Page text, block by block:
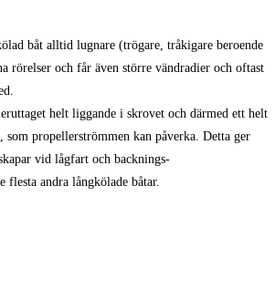
båt alltid lugnare (trögare, tråkigare beroende
rörelser och får även större vändradier och oftast
helt liggande i skrovet och därmed ett helt
som propellerströmmen kan påverka. Detta ger
vid lågfart och backnings-
flesta andra långkölade båtar.